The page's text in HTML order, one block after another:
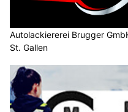
Autolackiererei Brugger
St. Gallen